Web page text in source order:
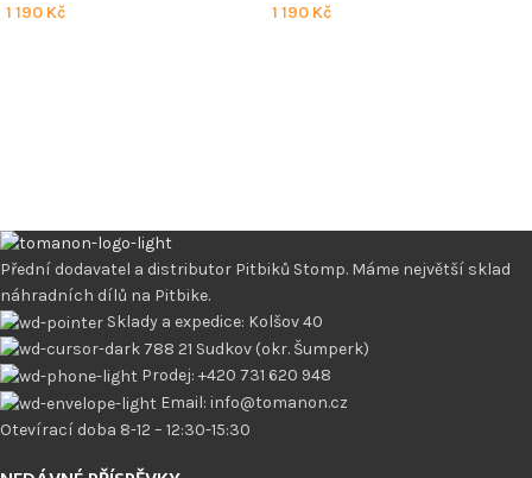
1 190 Kč 1 190 Kč
Přední dodavatel a distributor Pitbiků Stomp. Máme největší sklad
náhradních dílů na Pitbike.
Sklady a expedice: Kolšov 40
788 21 Sudkov (okr. Šumperk)
Prodej: +420 731 620 948
Email: info@tomanon.cz
Otevírací doba 8-12 – 12:30-15:30